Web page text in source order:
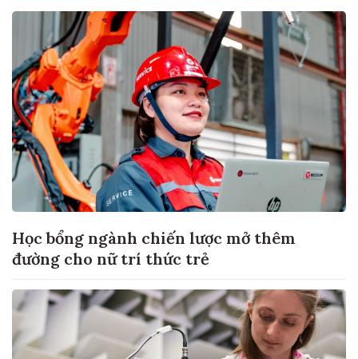
Học bổng ngành chiến lược mở thêm
đường cho nữ trí thức trẻ